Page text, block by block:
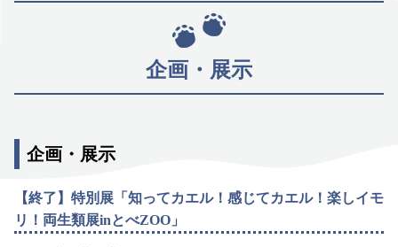
企画・展示
企画・展示
【終了】特別展「知ってカエル！感じてカエル！楽しイモ
リ！両生類展inとべZOO」